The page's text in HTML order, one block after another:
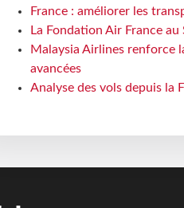
France : améliorer les
La Fondation Air France
Malaysia Airlines renforce
avancées
Analyse des vols depuis la